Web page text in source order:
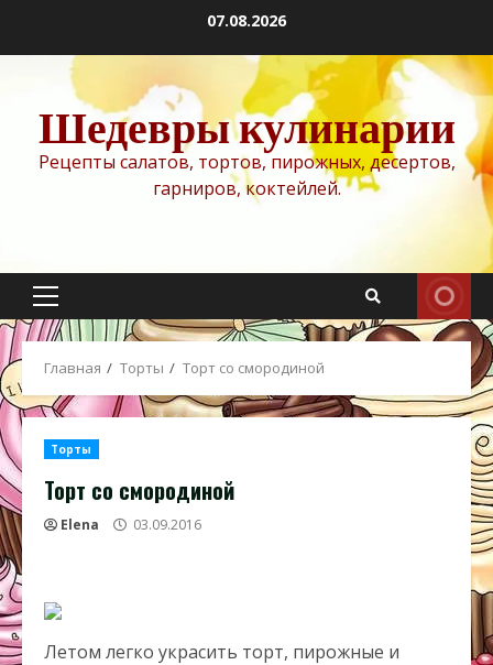
содержимому
07.08.2026
Шедевры кулинарии
Рецепты салатов, тортов, пирожных, десертов,
гарниров, коктейлей.
Основное
меню
Главная Торты Торт со смородиной
Торты
Торт со смородиной
Elena 03.09.2016
Летом легко украсить торт, пирожные и